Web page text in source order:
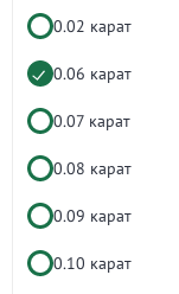
0.02 карат
0.06 карат
0.07 карат
0.08 карат
0.09 карат
0.10 карат